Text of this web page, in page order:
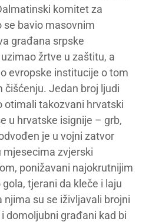
komitet za
se bavio masovnim
građana srpske
žrtve u zaštitu, a
evropske institucije o tom
Jedan broj ljudi
otimali takozvani hrvatski
u hrvatske isignije – grb,
je u vojni zatvor
mjesecima zvjerski
ponižavani najokrutnijim
tjerani da kleče i laju
njima su se iživljavali brojni
domoljubni građani kad bi